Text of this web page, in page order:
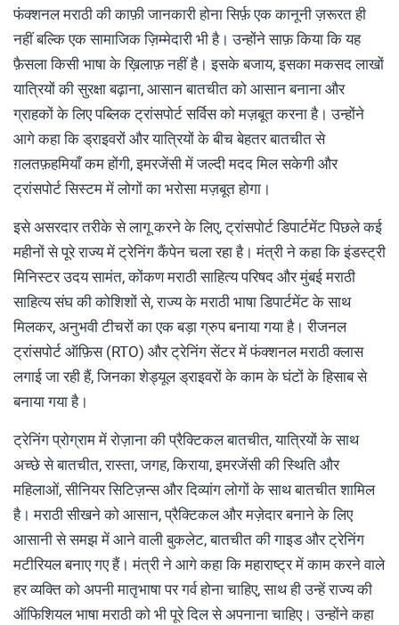
फंक्शनल मराठी की काफ़ी जानकारी होना सिर्फ़ एक कानूनी ज़रूरत ही
नहीं बल्कि एक सामाजिक ज़िम्मेदारी भी है। उन्होंने साफ़ किया कि यह
फ़ैसला किसी भाषा के ख़िलाफ़ नहीं है। इसके बजाय, इसका मकसद लाखों
यात्रियों की सुरक्षा बढ़ाना, आसान बातचीत को आसान बनाना और
ग्राहकों के लिए पब्लिक ट्रांसपोर्ट सर्विस को मज़बूत करना है। उन्होंने
आगे कहा कि ड्राइवरों और यात्रियों के बीच बेहतर बातचीत से
ग़लतफ़हमियाँ कम होंगी, इमरजेंसी में जल्दी मदद मिल सकेगी और
ट्रांसपोर्ट सिस्टम में लोगों का भरोसा मज़बूत होगा।
इसे असरदार तरीके से लागू करने के लिए, ट्रांसपोर्ट डिपार्टमेंट पिछले कई
महीनों से पूरे राज्य में ट्रेनिंग कैंपेन चला रहा है। मंत्री ने कहा कि इंडस्ट्री
मिनिस्टर उदय सामंत, कोंकण मराठी साहित्य परिषद और मुंबई मराठी
साहित्य संघ की कोशिशों से, राज्य के मराठी भाषा डिपार्टमेंट के साथ
मिलकर, अनुभवी टीचरों का एक बड़ा ग्रुप बनाया गया है। रीजनल
ट्रांसपोर्ट ऑफ़िस (RTO) और ट्रेनिंग सेंटर में फंक्शनल मराठी क्लास
लगाई जा रही हैं, जिनका शेड्यूल ड्राइवरों के काम के घंटों के हिसाब से
बनाया गया है।
ट्रेनिंग प्रोग्राम में रोज़ाना की प्रैक्टिकल बातचीत, यात्रियों के साथ
अच्छे से बातचीत, रास्ता, जगह, किराया, इमरजेंसी की स्थिति और
महिलाओं, सीनियर सिटिज़न्स और दिव्यांग लोगों के साथ बातचीत शामिल
है। मराठी सीखने को आसान, प्रैक्टिकल और मज़ेदार बनाने के लिए
आसानी से समझ में आने वाली बुकलेट, बातचीत की गाइड और ट्रेनिंग
मटीरियल बनाए गए हैं। मंत्री ने आगे कहा कि महाराष्ट्र में काम करने वाले
हर व्यक्ति को अपनी मातृभाषा पर गर्व होना चाहिए, साथ ही उन्हें राज्य की
ऑफिशियल भाषा मराठी को भी पूरे दिल से अपनाना चाहिए। उन्होंने कहा